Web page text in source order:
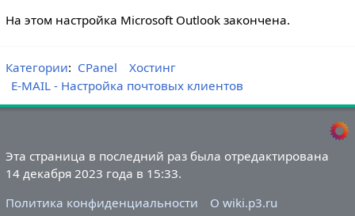
На этом настройка Microsoft Outlook закончена.
Категории: CPanel
Хостинг
E-MAIL - Настройка почтовых клиентов
Эта страница в последний раз была отредактирована
14 декабря 2023 года в 15:33.
Политика конфиденциальности
О wiki.p3.ru